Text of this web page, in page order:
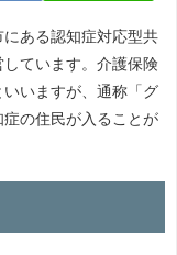
ある認知症対応型共
ています。介護保険
いますが、通称「グ
の住民が入ることが